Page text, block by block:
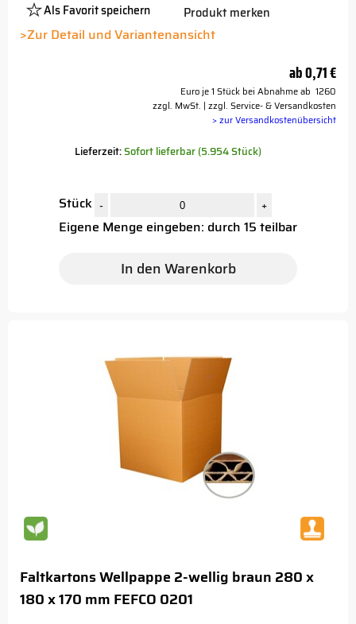
Als Favorit speichern
Platzhalter
Button
Produkt merken
>Zur Detail und Variantenansicht
ab0,71 €
Euro je 1 Stück bei Abnahme ab 1260
zzgl. MwSt. | zzgl. Service- & Versandkosten
> zur Versandkostenübersicht
Lieferzeit:Sofort lieferbar (5.954 Stück)
Stück - +
Eigene Menge eingeben: durch 15 teilbar
In den Warenkorb
Faltkartons Wellpappe 2-wellig braun 280 x
180 x 170 mm FEFCO 0201